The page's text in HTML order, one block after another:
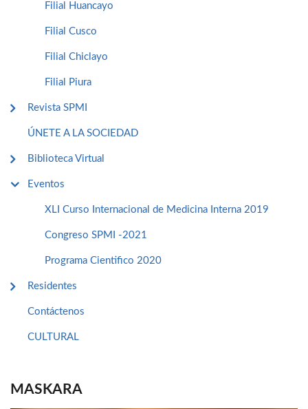
Filial Huancayo
Filial Cusco
Filial Chiclayo
Filial Piura
Revista SPMI
ÚNETE A LA SOCIEDAD
Biblioteca Virtual
Eventos
XLI Curso Internacional de Medicina Interna 2019
Congreso SPMI -2021
Programa Cientifico 2020
Residentes
Contáctenos
CULTURAL
MASKARA